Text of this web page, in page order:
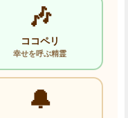
🎶
ココペリ
幸せを呼ぶ精霊
🔔